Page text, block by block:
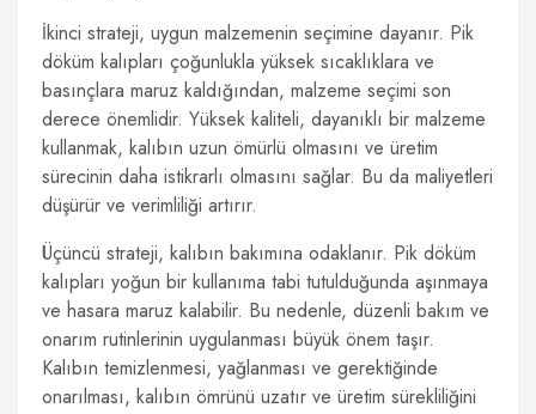
İkinci strateji, uygun malzemenin seçimine dayanır. Pik
döküm kalıpları çoğunlukla yüksek sıcaklıklara ve
basınçlara maruz kaldığından, malzeme seçimi son
derece önemlidir. Yüksek kaliteli, dayanıklı bir malzeme
kullanmak, kalıbın uzun ömürlü olmasını ve üretim
sürecinin daha istikrarlı olmasını sağlar. Bu da maliyetleri
düşürür ve verimliliği artırır.
Üçüncü strateji, kalıbın bakımına odaklanır. Pik döküm
kalıpları yoğun bir kullanıma tabi tutulduğunda aşınmaya
ve hasara maruz kalabilir. Bu nedenle, düzenli bakım ve
onarım rutinlerinin uygulanması büyük önem taşır.
Kalıbın temizlenmesi, yağlanması ve gerektiğinde
onarılması, kalıbın ömrünü uzatır ve üretim sürekliliğini